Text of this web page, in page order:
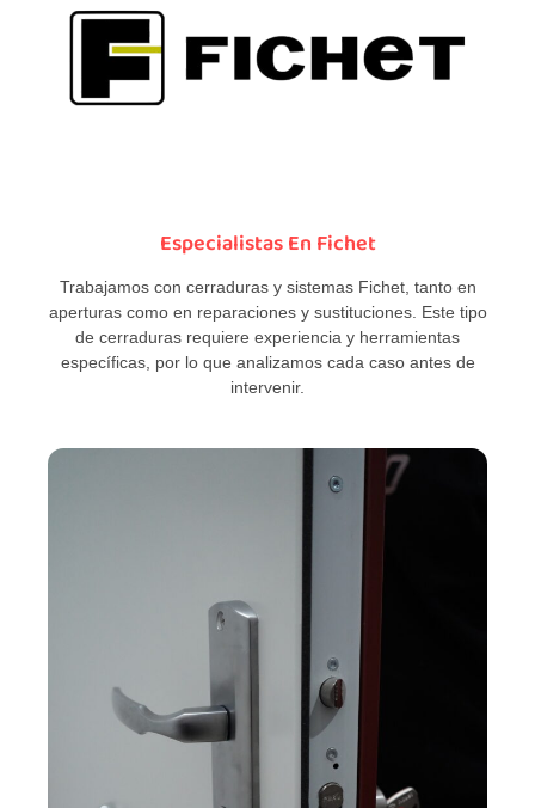
Especialistas En Fichet
Trabajamos con cerraduras y sistemas Fichet, tanto en
aperturas como en reparaciones y sustituciones. Este tipo
de cerraduras requiere experiencia y herramientas
específicas, por lo que analizamos cada caso antes de
intervenir.